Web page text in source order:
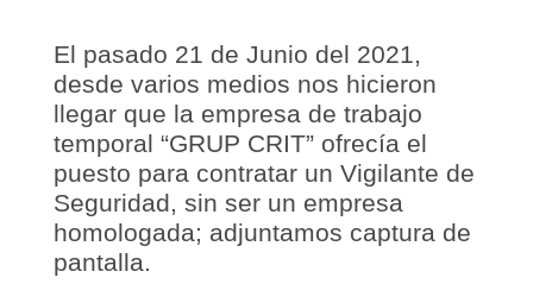
El pasado 21 de Junio del 2021,
desde varios medios nos hicieron
llegar que la empresa de trabajo
temporal “GRUP CRIT” ofrecía el
puesto para contratar un Vigilante de
Seguridad, sin ser un empresa
homologada; adjuntamos captura de
pantalla.